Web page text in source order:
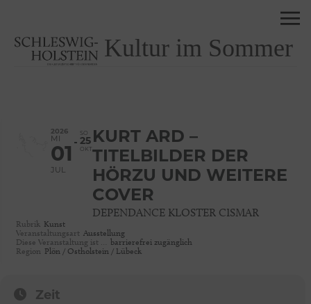
Kultur im Sommer
2026
MI
01
JUL
SO
25
OKT
KURT ARD –
TITELBILDER DER
HÖRZU UND WEITERE
COVER
DEPENDANCE KLOSTER CISMAR
Rubrik Kunst
Veranstaltungsart Ausstellung
Diese Veranstaltung ist … barrierefrei zugänglich
Region Plön / Ostholstein / Lübeck
Zeit